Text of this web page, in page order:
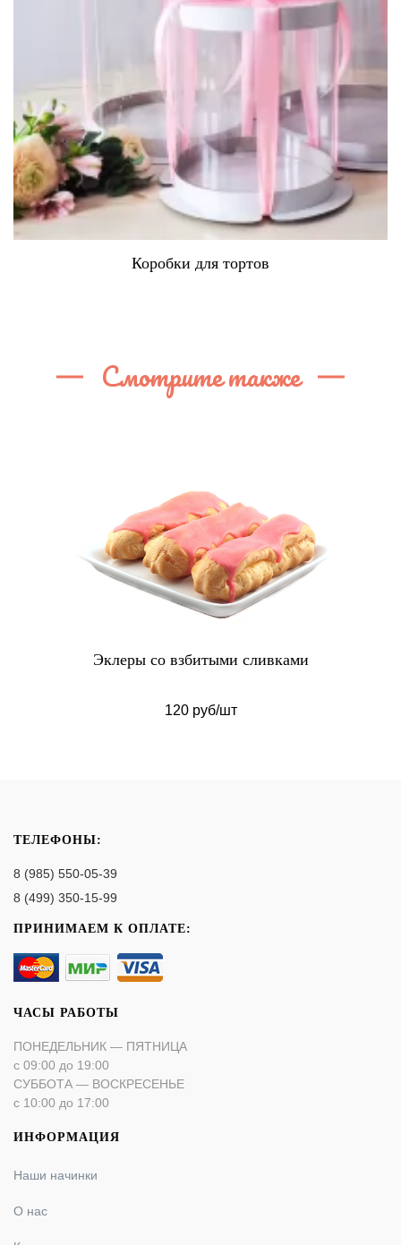
Коробки для тортов
Смотрите также
Эклеры со взбитыми сливками
120 руб/шт
ТЕЛЕФОНЫ:
8 (985) 550-05-39
8 (499) 350-15-99
ПРИНИМАЕМ К ОПЛАТЕ:
ЧАСЫ РАБОТЫ
ПОНЕДЕЛЬНИК — ПЯТНИЦА
с 09:00 до 19:00
СУББОТА — ВОСКРЕСЕНЬЕ
с 10:00 до 17:00
ИНФОРМАЦИЯ
Наши начинки
О нас